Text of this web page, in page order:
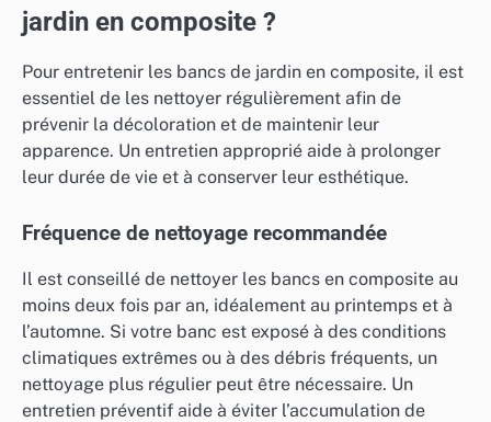
jardin en composite ?
Pour entretenir les bancs de jardin en composite, il est
essentiel de les nettoyer régulièrement afin de
prévenir la décoloration et de maintenir leur
apparence. Un entretien approprié aide à prolonger
leur durée de vie et à conserver leur esthétique.
Fréquence de nettoyage recommandée
Il est conseillé de nettoyer les bancs en composite au
moins deux fois par an, idéalement au printemps et à
l’automne. Si votre banc est exposé à des conditions
climatiques extrêmes ou à des débris fréquents, un
nettoyage plus régulier peut être nécessaire. Un
entretien préventif aide à éviter l’accumulation de